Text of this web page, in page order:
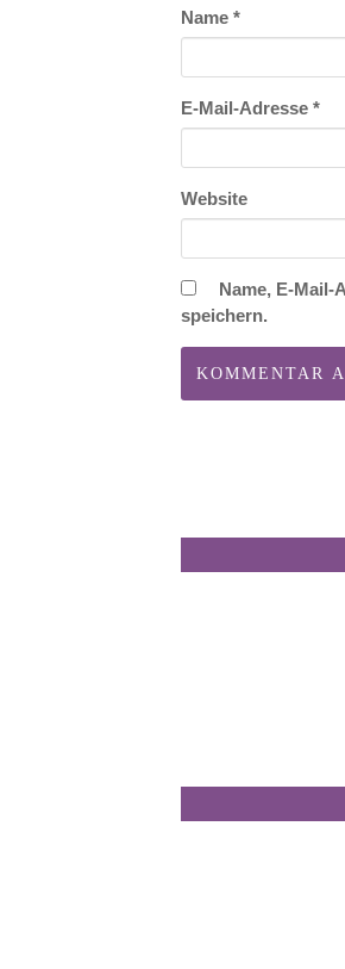
Name *
E-Mail-Adresse *
Website
Name, E-Mail-
speichern.